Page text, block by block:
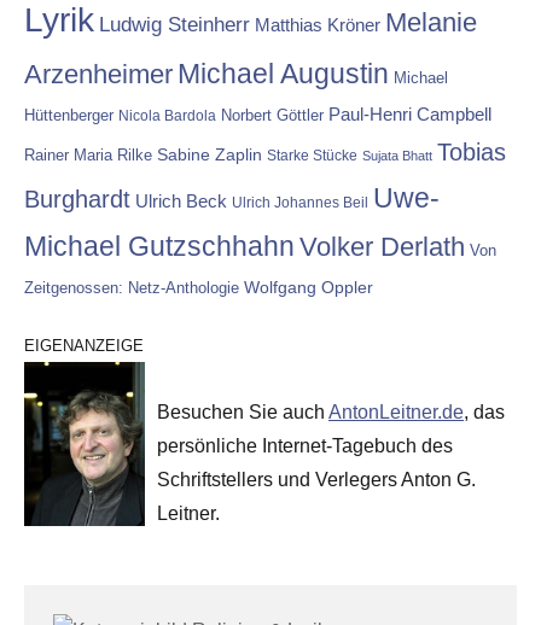
Lyrik Ludwig Steinherr Matthias Kröner Melanie
Arzenheimer Michael Augustin Michael
Hüttenberger Nicola Bardola Norbert Göttler Paul-Henri Campbell
Rainer Maria Rilke Sabine Zaplin Starke Stücke Sujata Bhatt Tobias
Burghardt Ulrich Beck Ulrich Johannes Beil Uwe-
Michael Gutzschhahn Volker Derlath Von
Zeitgenossen: Netz-Anthologie Wolfgang Oppler
EIGENANZEIGE
Besuchen Sie auch AntonLeitner.de, das
persönliche Internet-Tagebuch des
Schriftstellers und Verlegers Anton G.
Leitner.